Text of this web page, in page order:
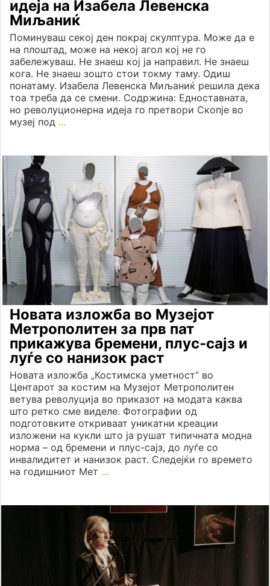
идеја на Изабела Левенска
Миљаниќ
Поминуваш секој ден покрај скулптура. Може да е
на плоштад, може на некој агол кој не го
забележуваш. Не знаеш кој ја направил. Не знаеш
кога. Не знаеш зошто стои токму таму. Одиш
понатаму. Изабела Левенска Миљаниќ решила дека
тоа треба да се смени. Содржина: Едноставната,
но револуционерна идеја го претвори Скопје во
музеј под …
Новата изложба во Музејот
Метрополитен за прв пат
прикажува бремени, плус-сајз и
луѓе со нанизок раст
Новата изложба „Костимска уметност“ во
Центарот за костим на Музејот Метрополитен
ветува револуција во приказот на модата каква
што ретко сме виделе. Фотографии од
подготовките откриваат уникатни креации
изложени на кукли што ја рушат типичната модна
норма – од бремени и плус-сајз, до луѓе со
инвалидитет и нанизок раст. Следејќи го времето
на годишниот Мет …